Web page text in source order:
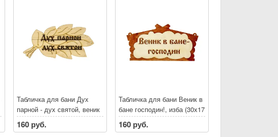
Табличка для бани Дух
парной - дух святой, веник
(30х17 см)
160 руб.
Табличка для бани Веник в
бане господин!, изба (30х17
см)
160 руб.